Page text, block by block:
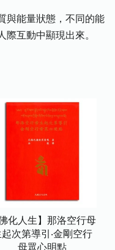
與能量狀態，不同的能
互動中顯現出來。
佛化人生】那洛空行母
次第導引‧金剛空行
母眾心明點